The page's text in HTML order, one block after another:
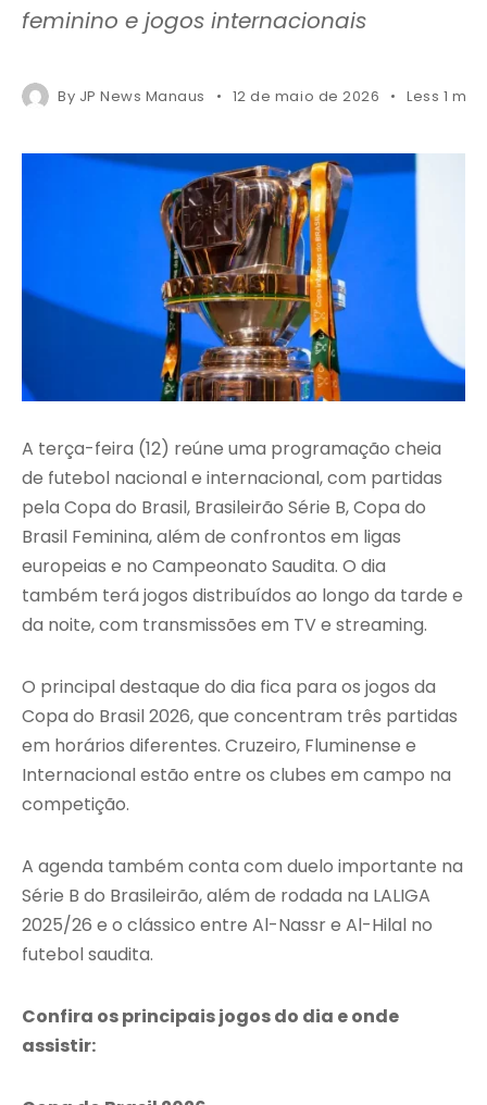
feminino e jogos internacionais
By JP News Manaus 12 de maio de 2026 Less 1
A terça-feira (12) reúne uma programação cheia
de futebol nacional e internacional, com partidas
pela Copa do Brasil, Brasileirão Série B, Copa do
Brasil Feminina, além de confrontos em ligas
europeias e no Campeonato Saudita. O dia
também terá jogos distribuídos ao longo da tarde e
da noite, com transmissões em TV e streaming.
O principal destaque do dia fica para os jogos da
Copa do Brasil 2026, que concentram três partidas
em horários diferentes. Cruzeiro, Fluminense e
Internacional estão entre os clubes em campo na
competição.
A agenda também conta com duelo importante na
Série B do Brasileirão, além de rodada na LALIGA
2025/26 e o clássico entre Al-Nassr e Al-Hilal no
futebol saudita.
Confira os principais jogos do dia e onde
assistir: